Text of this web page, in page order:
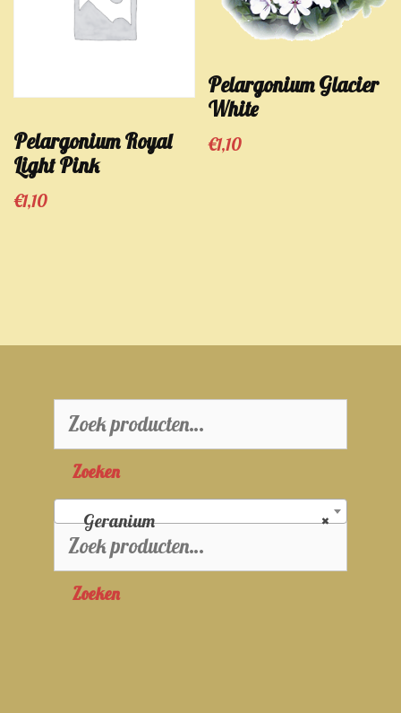
Pelargonium Royal
Light Pink
€1,10
Pelargonium Glacier
White
€1,10
Zoeken
naar:
Zoeken
×
Geranium
Zoeken
naar:
Zoeken